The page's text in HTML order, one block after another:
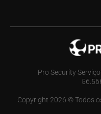
Pro Security
Copyright 2026 © Todos